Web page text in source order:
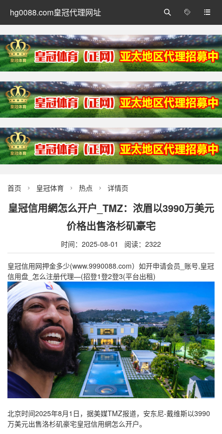
hg0088.com皇冠代理网址 


首页  皇冠体育  热点  详情页
皇冠信用網怎么开户_TMZ：浓眉以3990万美元
价格出售洛杉矶豪宅
时间：2025-08-01 阅读：2322
皇冠信用网押金多少(www.9990088.com）如开申请会员_账号,皇冠
信用盘_怎么注册代理—(招登1登2登3(平台出租)
北京时间2025年8月1日，据美媒TMZ报道，安东尼-戴维斯以3990
万美元出售洛杉矶豪宅皇冠信用網怎么开户。